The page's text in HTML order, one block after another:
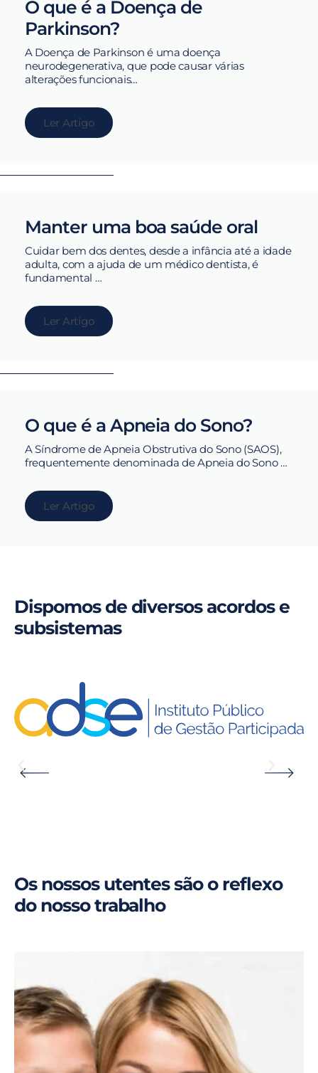
O que é a Doença de
Parkinson?
A Doença de Parkinson é uma doença
neurodegenerativa, que pode causar várias
alterações funcionais…
Ler Artigo
Manter uma boa saúde oral
Cuidar bem dos dentes, desde a infância até a idade
adulta, com a ajuda de um médico dentista, é
fundamental …
Ler Artigo
O que é a Apneia do Sono?
A Síndrome de Apneia Obstrutiva do Sono (SAOS),
frequentemente denominada de Apneia do Sono …
Ler Artigo
Dispomos de diversos acordos e
subsistemas
Os nossos utentes são o reflexo
do nosso trabalho